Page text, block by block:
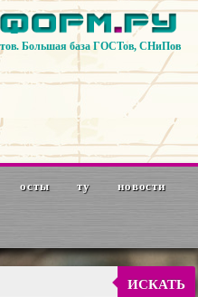
Большая база ГОСТов, СНиПов
осты ту новости
ИСКАТЬ